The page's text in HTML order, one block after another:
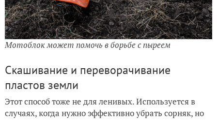
Мотоблок может помочь в борьбе с пыреем
Скашивание и переворачивание
пластов земли
Этот способ тоже не для ленивых. Используется в
случаях, когда нужно эффективно убрать сорняк, но